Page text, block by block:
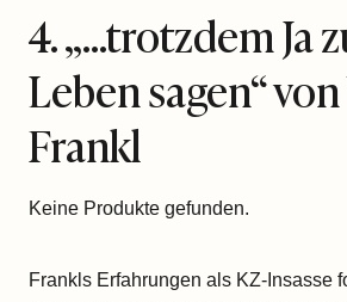
4. „…trotzdem Ja
Leben sagen“
Frankl
Keine Produkte gefunden.
Frankls Erfahrungen als KZ-Insasse